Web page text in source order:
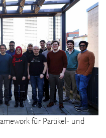
für Partikel- und